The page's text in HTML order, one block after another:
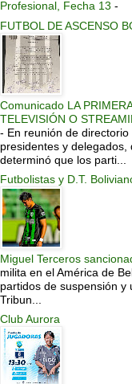
Profesional, Fecha 13 -
FUTBOL DE ASCENSO
Comunicado LA
TELEVISIÓN O
- En reunión de
presidentes y delegados,
determinó que los parti...
Futbolistas y D.T.
Miguel Terceros
milita en el América de
partidos de suspensión y
Tribun...
Club Aurora